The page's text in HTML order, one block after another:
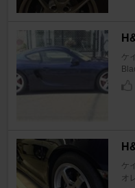
ケ
ケ
オ